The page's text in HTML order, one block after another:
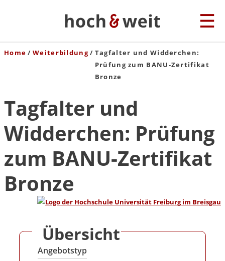
Home Weiterbildung
Tagfalter und Widderchen:
Prüfung zum BANU-Zertifikat
Bronze
Tagfalter und
Widderchen: Prüfung
zum BANU-Zertifikat
Bronze
Übersicht
Angebotstyp